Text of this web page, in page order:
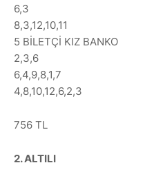
6,3
8,3,12,10,11
5 BİLETÇİ KIZ BANKO
2,3,6
6,4,9,8,1,7
4,8,10,12,6,2,3
756 TL
2. ALTILI